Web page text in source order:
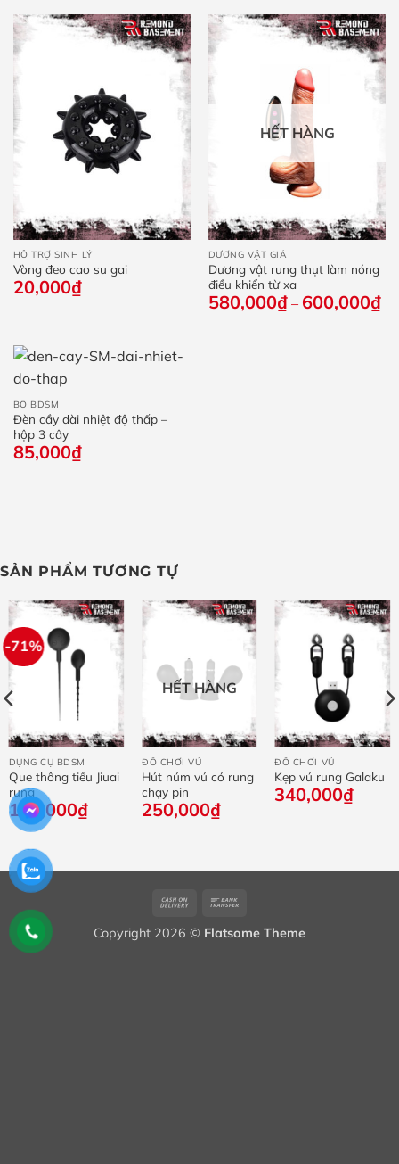
300,000₫
đến
350,000₫
HỖ TRỢ SINH LÝ
Vòng đeo cao su gai
20,000₫
HẾT HÀNG
DƯƠNG VẬT GIẢ
Dương vật rung thụt làm nóng
điều khiển từ xa
580,000₫ – 600,000₫
BỘ BDSM
Đèn cầy dài nhiệt độ thấp –
hộp 3 cây
85,000₫
SẢN PHẨM TƯƠNG TỰ
-71%
DỤNG CỤ BDSM
Que thông tiểu Jiuai
rung
100,000₫
HẾT HÀNG
ĐỒ CHƠI VÚ
Hút núm vú có rung
chạy pin
250,000₫
ĐỒ CHƠI VÚ
Kẹp vú rung Galaku
340,000₫
Cash
Delivery
Copyright 2026 © Flatsome Theme